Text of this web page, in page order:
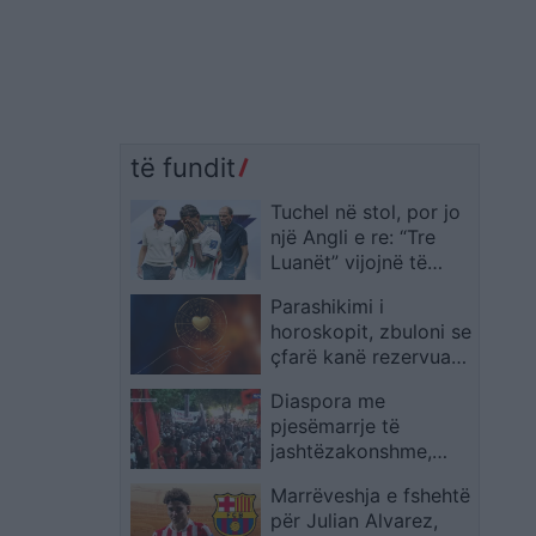
të fundit
Tuchel në stol, por jo
një Angli e re: “Tre
Luanët” vijojnë të
Southgate
Parashikimi i
horoskopit, zbuloni se
çfarë kanë rezervuar
Diaspora me
pjesëmarrje të
jashtëzakonshme,
te komisariati 3: Lironi
çunat! Arrestoni
Marrëveshja e fshehtë
për Julian Alvarez,